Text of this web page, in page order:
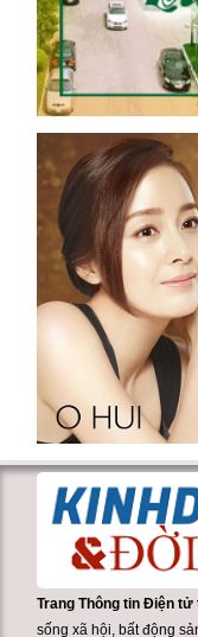
Trang Thông tin Điện tử
sống xã hội, bất động